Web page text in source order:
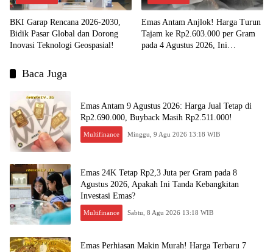
BKI Garap Rencana 2026-2030,
Bidik Pasar Global dan Dorong
Inovasi Teknologi Geospasial!
Emas Antam Anjlok! Harga Turun
Tajam ke Rp2.603.000 per Gram
pada 4 Agustus 2026, Ini
Baca Juga
Emas Antam 9 Agustus 2026: Harga Jual Tetap di
Rp2.690.000, Buyback Masih Rp2.511.000!
Multifinance Minggu, 9 Agu 2026 13:18 WIB
Emas 24K Tetap Rp2,3 Juta per Gram pada 8
Agustus 2026, Apakah Ini Tanda Kebangkitan
Investasi Emas?
Multifinance Sabtu, 8 Agu 2026 13:18 WIB
Emas Perhiasan Makin Murah! Harga Terbaru 7